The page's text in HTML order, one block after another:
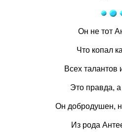
Он не тот
Что копал
Всех талантов
Это правда, а
Он добродушен,
Из рода